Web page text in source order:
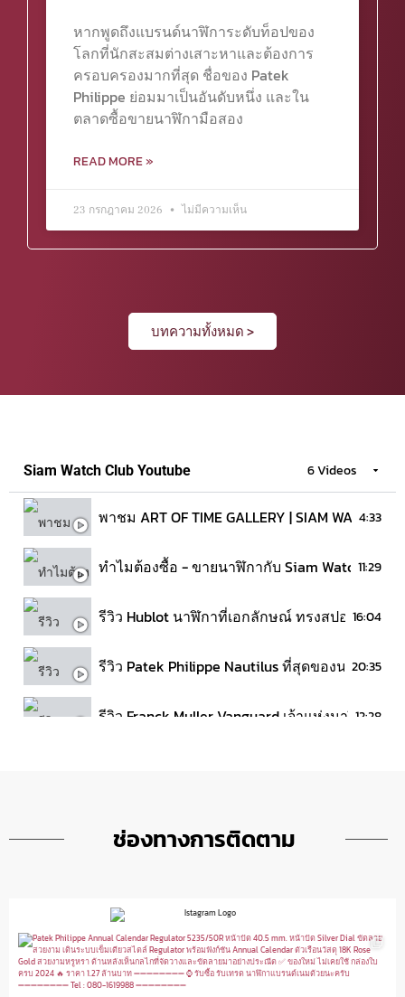
หากพูดถึงแบรนด์นาฬิการะดับท็อปของ
โลกที่นักสะสมต่างเสาะหาและต้องการ
ครอบครองมากที่สุด ชื่อของ Patek
Philippe ย่อมมาเป็นอันดับหนึ่ง และใน
ตลาดซื้อขายนาฬิกามือสอง
READ MORE »
23 กรกฎาคม 2026 ไม่มีความเห็น
บทความทั้งหมด >
Siam Watch Club Youtube 6 Videos
พาชม ART OF TIME GALLERY | SIAM WATCH
4:33
ทำไมต้องซื้อ - ขายนาฬิกากับ Siam Watch Club
11:29
รีวิว Hublot นาฬิกาที่เอกลักษณ์ ทรงสปอร์ต |16:04
รีวิว Patek Philippe Nautilus ที่สุดของนาฬิกา
20:35
รีวิว Franck Muller Vanguard เจ้าแห่งนาฬิกากล
12:28
ช่องทางการติดตาม